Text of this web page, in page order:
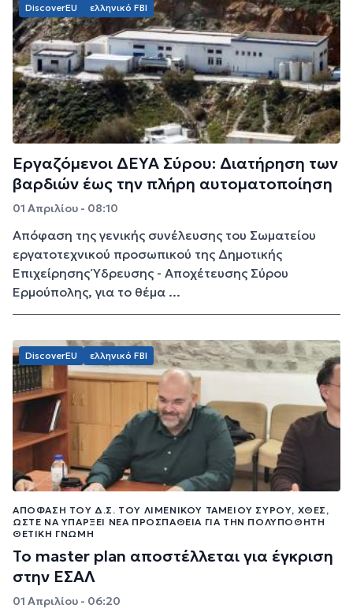
DiscoverEU ελληνικό FBI
Εργαζόμενοι ΔΕΥΑ Σύρου: Διατήρηση των
βαρδιών έως την πλήρη αυτοματοποίηση
01 Απριλίου - 08:10
Απόφαση της γενικής συνέλευσης του Σωματείου
εργατοτεχνικού προσωπικού της Δημοτικής
Επιχείρησης Ύδρευσης - Αποχέτευσης Σύρου
Ερμούπολης, για το θέμα ...
DiscoverEU ελληνικό FBI
ΑΠΌΦΑΣΗ ΤΟΥ Δ.Σ. ΤΟΥ ΛΙΜΕΝΙΚΟΎ ΤΑΜΕΊΟΥ ΣΎΡΟΥ, ΧΘΕΣ,
ΏΣΤΕ ΝΑ ΥΠΆΡΞΕΙ ΝΈΑ ΠΡΟΣΠΆΘΕΙΑ ΓΙΑ ΤΗΝ ΠΟΛΥΠΌΘΗΤΗ
ΘΕΤΙΚΉ ΓΝΏΜΗ
Το master plan αποστέλλεται για έγκριση
στην ΕΣΑΛ
01 Απριλίου - 06:20